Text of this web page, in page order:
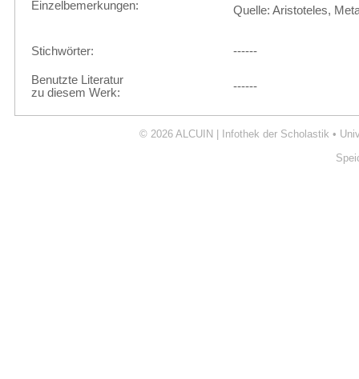
Einzelbemerkungen: Quelle: Aristoteles,
Stichwörter: ------
Benutzte Literatur
zu diesem Werk:
------
© 2026 ALCUIN | Infothek der Scholastik •